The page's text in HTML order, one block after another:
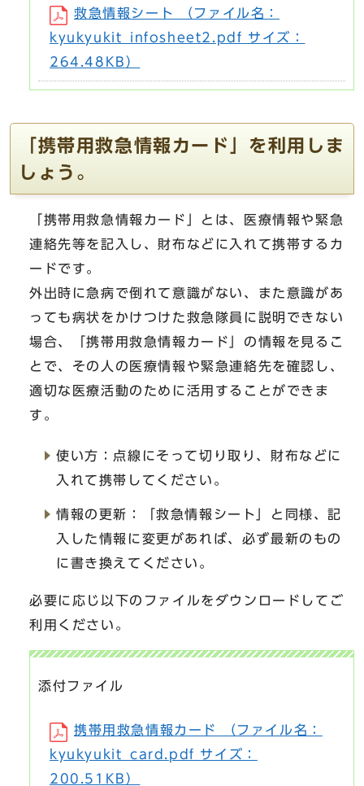
救急情報シート （ファイル名：
kyukyukit_infosheet2.pdf サイズ：
264.48KB）
「携帯用救急情報カード」を利用しま
しょう。
「携帯用救急情報カード」とは、医療情報や緊急
連絡先等を記入し、財布などに入れて携帯するカ
ードです。
外出時に急病で倒れて意識がない、また意識があ
っても病状をかけつけた救急隊員に説明できない
場合、「携帯用救急情報カード」の情報を見るこ
とで、その人の医療情報や緊急連絡先を確認し、
適切な医療活動のために活用することができま
す。
使い方：点線にそって切り取り、財布などに
入れて携帯してください。
情報の更新：「救急情報シート」と同様、記
入した情報に変更があれば、必ず最新のもの
に書き換えてください。
必要に応じ以下のファイルをダウンロードしてご
利用ください。
添付ファイル
携帯用救急情報カード （ファイル名：
kyukyukit_card.pdf サイズ：
200.51KB）